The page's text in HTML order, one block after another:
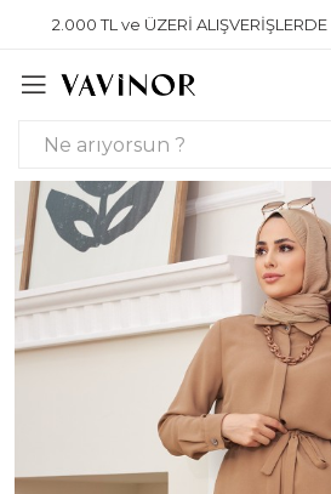
2.000 TL ve ÜZERİ ALIŞVERİŞLERDE